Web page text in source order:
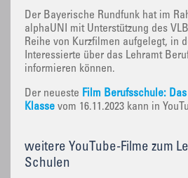
Der Bayerische Rundfunk hat im
alphaUNI mit Unterstützung des
Reihe von Kurzfilmen aufgelegt, in
Interessierte über das Lehramt
informieren können.
Der neueste Film Berufsschule:
Klasse vom 16.11.2023 kann in
weitere YouTube-Filme zum
Schulen